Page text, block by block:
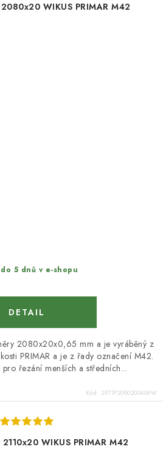
WIKUS PRIMAR M42
do 5 dnů v e-shopu
2080x20x0,65 mm a je vyráběný z
PRIMAR a je z řady označení M42.
pro řezání menších a středních...
Kód: 2971P2080200406W
WIKUS PRIMAR M42